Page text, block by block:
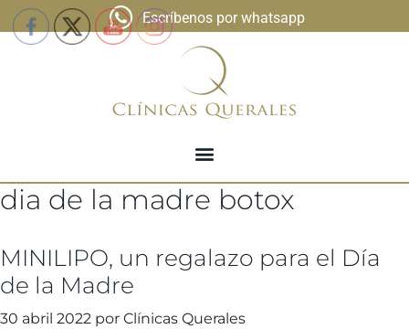
Escríbenos por whatsapp
dia de la madre botox
MINILIPO, un regalazo para el Día
de la Madre
30 abril 2022 por Clínicas Querales